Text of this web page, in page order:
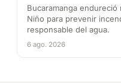
Bucaramanga
Niño para prevenir
responsable del agua.
6 ago. 2026